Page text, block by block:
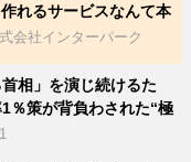
れるサービスなんて本
会社インターパーク
相」を演じ続けるた
％策が背負わされた“極